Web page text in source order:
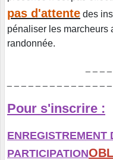
pas d'attente des
pénaliser les marcheurs
randonnée.
Pour s'inscrire :
ENREGISTREMENT
PARTICIPATION